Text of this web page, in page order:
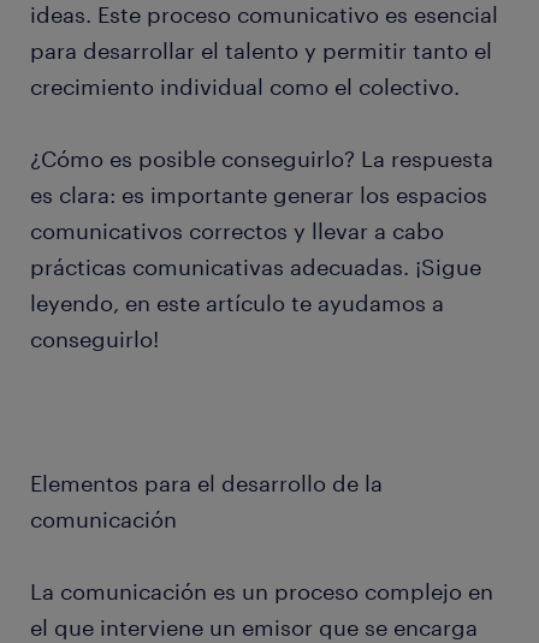
ideas. Este proceso comunicativo es esencial
para desarrollar el talento y permitir tanto el
crecimiento individual como el colectivo.
¿Cómo es posible conseguirlo? La respuesta
es clara: es importante generar los espacios
comunicativos correctos y llevar a cabo
prácticas comunicativas adecuadas. ¡Sigue
leyendo, en este artículo te ayudamos a
conseguirlo!
Elementos para el desarrollo de la
comunicación
La comunicación es un proceso complejo en
el que interviene un emisor que se encarga